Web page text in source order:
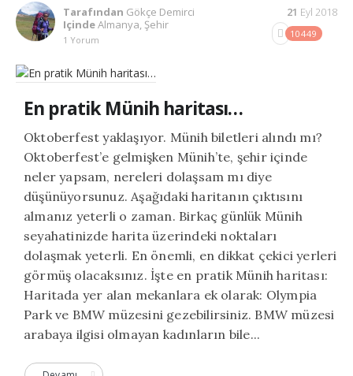
Tarafından Gökçe Demirci
IçindeAlmanya, Şehir
1 Yorum
10449
21 Eyl 2018
En pratik Münih haritası…
Oktoberfest yaklaşıyor. Münih biletleri alındı mı?
Oktoberfest’e gelmişken Münih’te, şehir içinde
neler yapsam, nereleri dolaşsam mı diye
düşünüyorsunuz. Aşağıdaki haritanın çıktısını
almanız yeterli o zaman. Birkaç günlük Münih
seyahatinizde harita üzerindeki noktaları
dolaşmak yeterli. En önemli, en dikkat çekici yerleri
görmüş olacaksınız. İşte en pratik Münih haritası:
Haritada yer alan mekanlara ek olarak: Olympia
Park ve BMW müzesini gezebilirsiniz. BMW müzesi
arabaya ilgisi olmayan kadınların bile...